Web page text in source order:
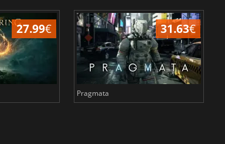
27.99€ 31.63€
Pragmata